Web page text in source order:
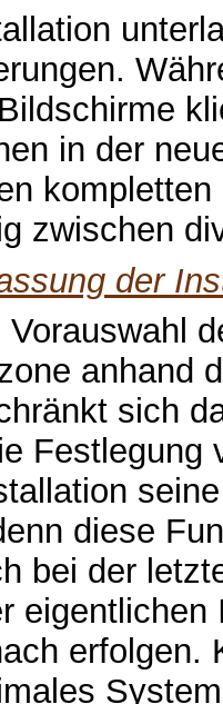
in der
zwischen
der
anhand
sich
diese
bei der
erfolgen.